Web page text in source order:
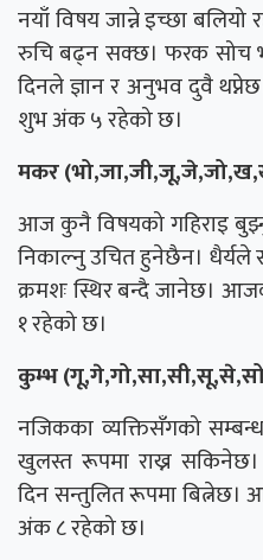
नयाँ विषय जान्ने इच्छा
रुचि बढ्न सक्छ। फरक सोच
दिनले ज्ञान र अनुभव दुवै
शुभ अंक ५ रहेको छ।
मकर
आज कुनै विषयको गहिराइ
निकाल्नु उचित हुनेछैन। धैर्यले
क्रमशः स्थिर बन्दै जानेछ।
१ रहेको छ।
कुम्भ
नजिकका व्यक्तिसँगको
खुलस्त रूपमा राख्न सकिनेछ।
दिन सन्तुलित रूपमा
अंक ८ रहेको छ।